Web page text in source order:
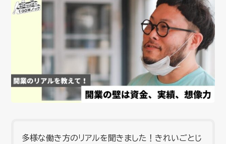
多様な働き方のリアルを聞きました！きれいごとじ